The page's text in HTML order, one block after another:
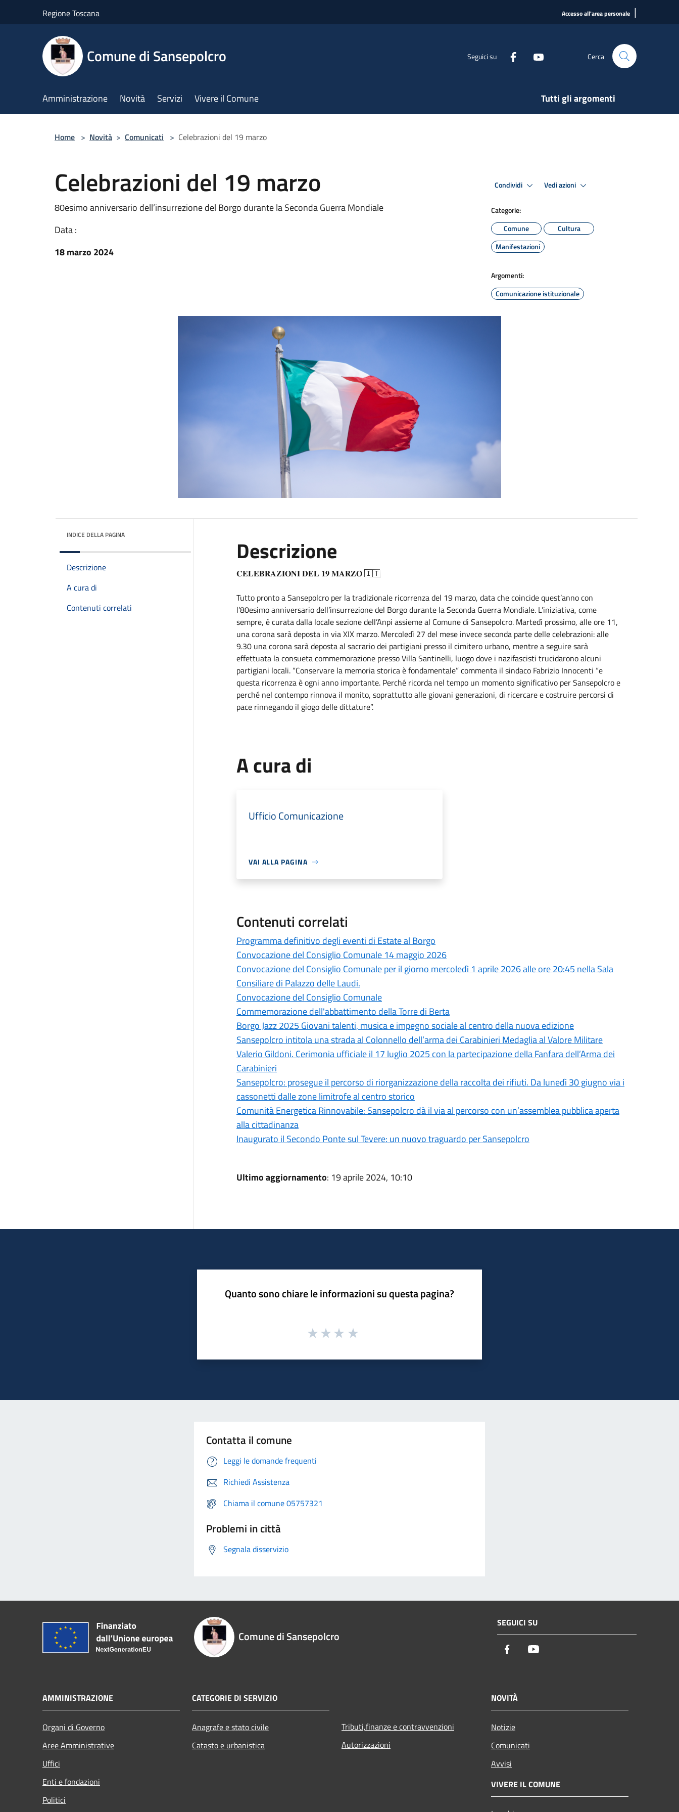
Regione Toscana Accesso all'area personale |
Comune di Sansepolcro Seguici su Cerca
Amministrazione Novità Servizi Vivere il Comune Tutti gli argomenti
Home > Novità > Comunicati > Celebrazioni del 19 marzo
Celebrazioni del 19 marzo
80esimo anniversario dell’insurrezione del Borgo durante la Seconda Guerra Mondiale
Data :
18 marzo 2024
Condividi Vedi azioni
Categorie:
Comune
Cultura
Manifestazioni
Argomenti:
Comunicazione istituzionale
INDICE DELLA PAGINA
Descrizione
A cura di
Contenuti correlati
Descrizione
𝐂𝐄𝐋𝐄𝐁𝐑𝐀𝐙𝐈𝐎𝐍𝐈 𝐃𝐄𝐋 𝟏𝟗 𝐌𝐀𝐑𝐙𝐎 🇮🇹
Tutto pronto a Sansepolcro per la tradizionale ricorrenza del 19 marzo, data che coincide quest’anno con
l’80esimo anniversario dell’insurrezione del Borgo durante la Seconda Guerra Mondiale. L’iniziativa, come
sempre, è curata dalla locale sezione dell’Anpi assieme al Comune di Sansepolcro. Martedì prossimo, alle ore 11,
una corona sarà deposta in via XIX marzo. Mercoledì 27 del mese invece seconda parte delle celebrazioni: alle
9.30 una corona sarà deposta al sacrario dei partigiani presso il cimitero urbano, mentre a seguire sarà
effettuata la consueta commemorazione presso Villa Santinelli, luogo dove i nazifascisti trucidarono alcuni
partigiani locali. “Conservare la memoria storica è fondamentale” commenta il sindaco Fabrizio Innocenti “e
questa ricorrenza è ogni anno importante. Perché ricorda nel tempo un momento significativo per Sansepolcro e
perché nel contempo rinnova il monito, soprattutto alle giovani generazioni, di ricercare e costruire percorsi di
pace rinnegando il giogo delle dittature”.
A cura di
Ufficio Comunicazione
VAI ALLA PAGINA
Contenuti correlati
Programma definitivo degli eventi di Estate al Borgo
Convocazione del Consiglio Comunale 14 maggio 2026
Convocazione del Consiglio Comunale per il giorno mercoledì 1 aprile 2026 alle ore 20:45 nella Sala
Consiliare di Palazzo delle Laudi.
Convocazione del Consiglio Comunale
Commemorazione dell'abbattimento della Torre di Berta
Borgo Jazz 2025 Giovani talenti, musica e impegno sociale al centro della nuova edizione
Sansepolcro intitola una strada al Colonnello dell’arma dei Carabinieri Medaglia al Valore Militare
Valerio Gildoni. Cerimonia ufficiale il 17 luglio 2025 con la partecipazione della Fanfara dell’Arma dei
Carabinieri
Sansepolcro: prosegue il percorso di riorganizzazione della raccolta dei rifiuti. Da lunedì 30 giugno via i
cassonetti dalle zone limitrofe al centro storico
Comunità Energetica Rinnovabile: Sansepolcro dà il via al percorso con un’assemblea pubblica aperta
alla cittadinanza
Inaugurato il Secondo Ponte sul Tevere: un nuovo traguardo per Sansepolcro
Ultimo aggiornamento: 19 aprile 2024, 10:10
Quanto sono chiare le informazioni su questa pagina?
Contatta il comune
Leggi le domande frequenti
Richiedi Assistenza
Chiama il comune 05757321
Problemi in città
Segnala disservizio
Comune di Sansepolcro
SEGUICI SU
Facebook
AMMINISTRAZIONE
Organi di Governo
Aree Amministrative
Uffici
Enti e fondazioni
Politici
CATEGORIE DI SERVIZIO
Anagrafe e stato civile
Catasto e urbanistica
Tributi,finanze e contravvenzioni
Autorizzazioni
NOVITÀ
Notizie
Comunicati
Avvisi
VIVERE IL COMUNE